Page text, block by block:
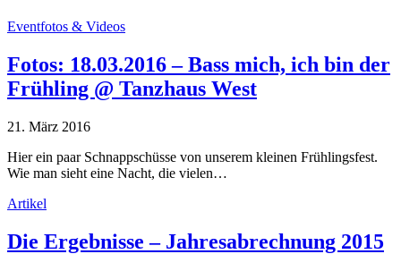
Eventfotos & Videos
Fotos: 18.03.2016 – Bass mich, ich bin der
Frühling @ Tanzhaus West
21. März 2016
Hier ein paar Schnappschüsse von unserem kleinen Frühlingsfest.
Wie man sieht eine Nacht, die vielen…
Artikel
Die Ergebnisse – Jahresabrechnung 2015